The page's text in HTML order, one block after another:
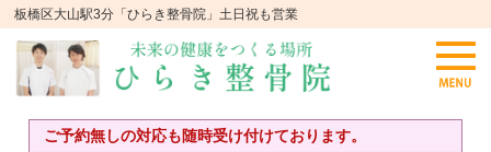
板橋区大山駅3分「ひらき整骨院」土日祝も営業
ご予約無しの対応も随時受け付けております。